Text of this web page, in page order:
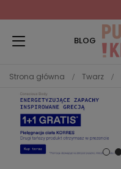
BLOG
Strona główna Twarz